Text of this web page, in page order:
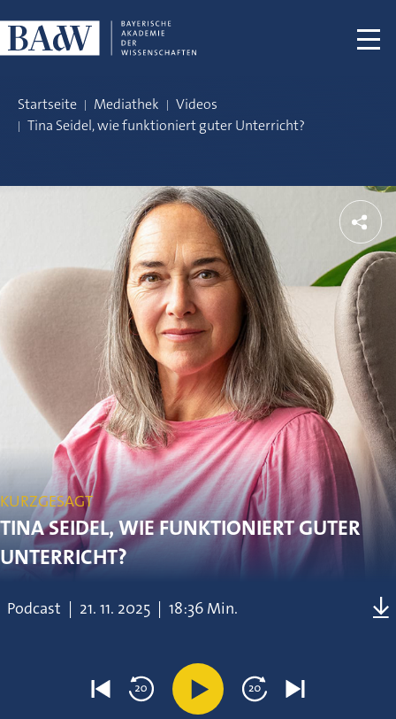
Startseite Mediathek
Videos
Tina Seidel, wie funktioniert guter Unterricht?
KURZGESAGT
TINA SEIDEL, WIE FUNKTIONIERT GUTER
UNTERRICHT?
Podcast | 21. 11. 2025 | 18:36 Min.